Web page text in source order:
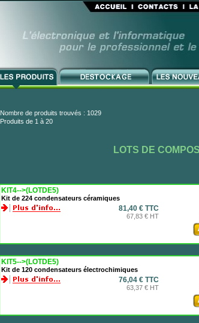
Nombre de produits trouvés : 1029
Produits de 1 à 20
LOTS DE
KIT4-->(LOTDE5)
Kit de 224 condensateurs céramiques
81,40 € TTC
67,83 € HT
KIT5-->(LOTDE5)
Kit de 120 condensateurs électrochimiques
76,04 € TTC
63,37 € HT